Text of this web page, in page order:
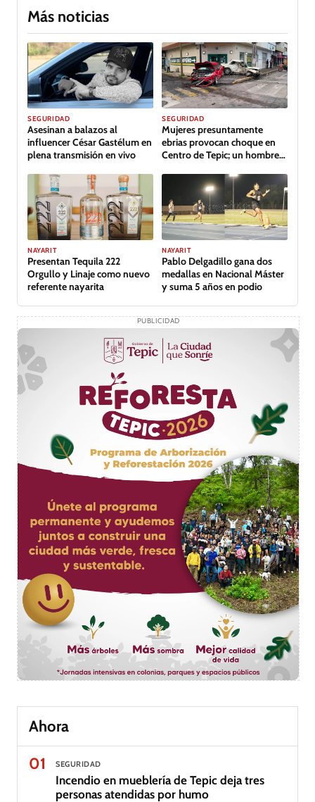
Más noticias
SEGURIDAD
Asesinan a balazos al
influencer César Gastélum en
plena transmisión en vivo
SEGURIDAD
Mujeres presuntamente
ebrias provocan choque en
Centro de Tepic; un hombre
GALERÍA
NAYARIT
Presentan Tequila 222
Orgullo y Linaje como nuevo
referente nayarita
NAYARIT
Pablo Delgadillo gana dos
medallas en Nacional Máster
y suma 5 años en podio
PUBLICIDAD
Ahora
01
SEGURIDAD
Incendio en mueblería de Tepic deja tres
personas atendidas por humo